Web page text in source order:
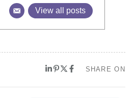
View all posts
SHARE ON